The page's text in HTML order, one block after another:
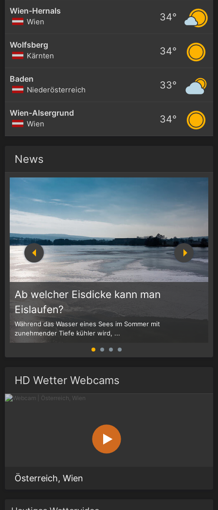
Wien-Hernals
Wien 34°
Wolfsberg
Kärnten 34°
Baden
Niederösterreich 33°
Wien-Alsergrund
Wien 34°
News
Ab welcher Eisdicke kann man
Eislaufen?
Während das Wasser eines Sees im Sommer mit
zunehmender Tiefe kühler wird, ...
HD Wetter Webcams
Österreich, Wien